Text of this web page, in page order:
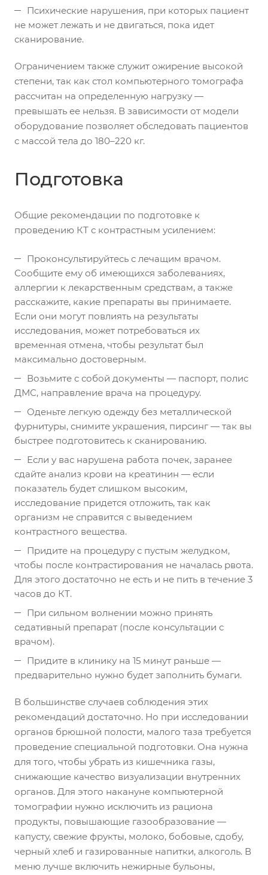
Психические нарушения, при которых пациент
не может лежать и не двигаться, пока идет
сканирование.
Ограничением также служит ожирение высокой
степени, так как стол компьютерного томографа
рассчитан на определенную нагрузку —
превышать ее нельзя. В зависимости от модели
оборудование позволяет обследовать пациентов
с массой тела до 180–220 кг.
Подготовка
Общие рекомендации по подготовке к
проведению КТ с контрастным усилением:
Проконсультируйтесь с лечащим врачом.
Сообщите ему об имеющихся заболеваниях,
аллергии к лекарственным средствам, а также
расскажите, какие препараты вы принимаете.
Если они могут повлиять на результаты
исследования, может потребоваться их
временная отмена, чтобы результат был
максимально достоверным.
Возьмите с собой документы — паспорт, полис
ДМС, направление врача на процедуру.
Оденьте легкую одежду без металлической
фурнитуры, снимите украшения, пирсинг — так вы
быстрее подготовитесь к сканированию.
Если у вас нарушена работа почек, заранее
сдайте анализ крови на креатинин — если
показатель будет слишком высоким,
исследование придется отложить, так как
организм не справится с выведением
контрастного вещества.
Придите на процедуру с пустым желудком,
чтобы после контрастирования не началась рвота.
Для этого достаточно не есть и не пить в течение 3
часов до КТ.
При сильном волнении можно принять
седативный препарат (после консультации с
врачом).
Придите в клинику на 15 минут раньше —
предварительно нужно будет заполнить бумаги.
В большинстве случаев соблюдения этих
рекомендаций достаточно. Но при исследовании
органов брюшной полости, малого таза требуется
проведение специальной подготовки. Она нужна
для того, чтобы убрать из кишечника газы,
снижающие качество визуализации внутренних
органов. Для этого накануне компьютерной
томографии нужно исключить из рациона
продукты, повышающие газообразование —
капусту, свежие фрукты, молоко, бобовые, сдобу,
черный хлеб и газированные напитки, алкоголь. В
меню лучше включить нежирные бульоны,